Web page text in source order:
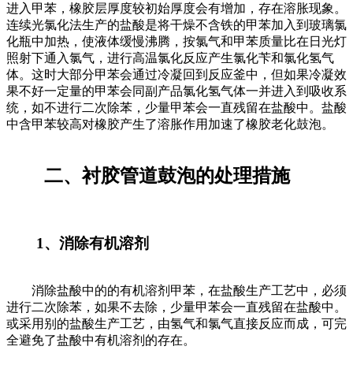
进入甲苯，橡胶层厚度较初始厚度会有增加，存在溶胀现象。
连续光氯化法生产的盐酸是将干燥不含铁的甲苯加入到玻璃氯
化瓶中加热，使液体缓慢沸腾，按氯气和甲苯质量比在日光灯
照射下通入氯气，进行高温氯化反应产生氯化苄和氯化氢气
体。这时大部分甲苯会通过冷凝回到反应釜中，但如果冷凝效
果不好一定量的甲苯会同副产品氯化氢气体一并进入到吸收系
统，如不进行二次除苯，少量甲苯会一直残留在盐酸中。盐酸
中含甲苯较高对橡胶产生了溶胀作用加速了橡胶老化鼓泡。
二、衬胶管道鼓泡的处理措施
1、消除有机溶剂
消除盐酸中的的有机溶剂甲苯，在盐酸生产工艺中，必须
进行二次除苯，如果不去除，少量甲苯会一直残留在盐酸中。
或采用别的盐酸生产工艺，由氢气和氯气直接反应而成，可完
全避免了盐酸中有机溶剂的存在。